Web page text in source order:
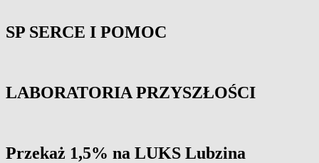
SP SERCE I POMOC
LABORATORIA PRZYSZŁOŚCI
Przekaż 1,5% na LUKS Lubzina